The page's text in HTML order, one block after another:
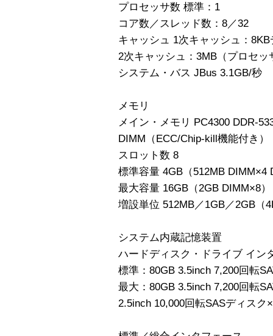
プロセッサ数 標準：1
コア数／スレッド数：8／32
キャッシュ 1次キャッシュ：
2次キャッシュ：3MB（プロセッ
システム・バス JBus 3.1GB/秒
メモリ
メイン・メモリ PC4300 DDR-
DIMM（ECC/Chip-kill機能付き）
スロット数 8
標準容量 4GB（512MB DIMM×4
最大容量 16GB（2GB DIMM×8）
増設単位 512MB／1GB／2GB（
システム内蔵記憶装置
ハードディスク・ドライブ イン
標準：80GB 3.5inch 7,200回転
最大：80GB 3.5inch 7,200回転
2.5inch 10,000回転SASディスク